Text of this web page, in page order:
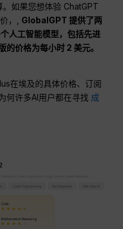
。如果您想体验 ChatGPT
，, GlobalGPT 提供了两
人工智能模型，包括先进
的价格为每小时 2 美元。
在埃及的具体价格、订阅
何许多AI用户都在寻找 成